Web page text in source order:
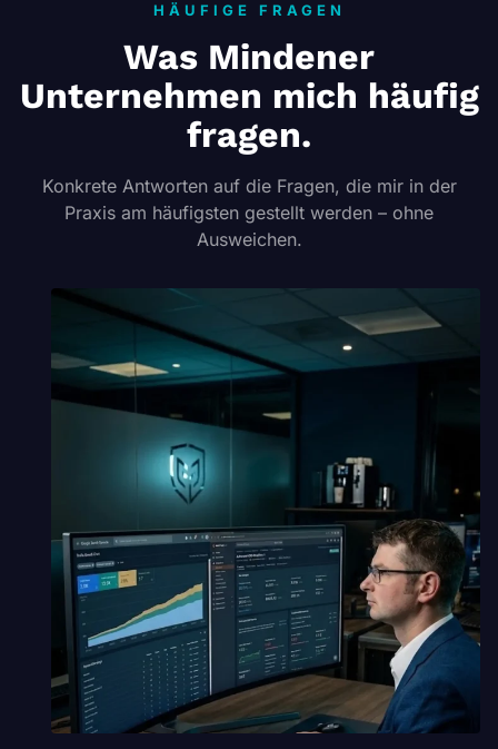
HÄUFIGE FRAGEN
Was Mindener
Unternehmen mich häufig
fragen.
Konkrete Antworten auf die Fragen, die mir in der
Praxis am häufigsten gestellt werden – ohne
Ausweichen.